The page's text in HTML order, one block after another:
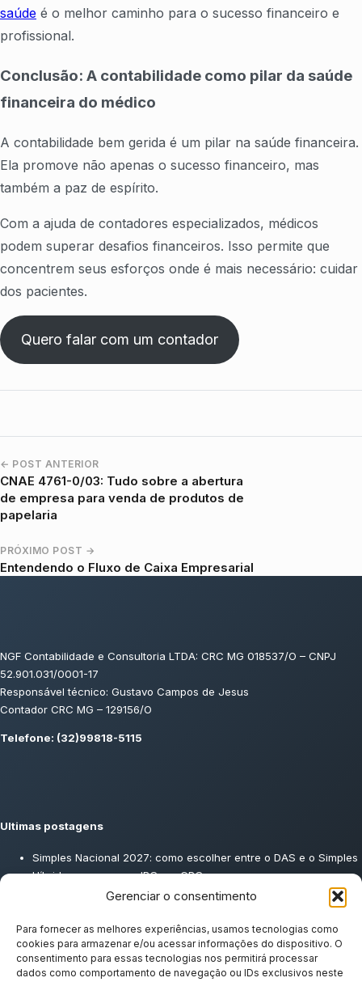
Gerenciar o consentimento
Para fornecer as melhores experiências, usamos tecnologias como
cookies para armazenar e/ou acessar informações do dispositivo. O
consentimento para essas tecnologias nos permitirá processar
dados como comportamento de navegação ou IDs exclusivos neste
saúde é o melhor caminho para o sucesso financeiro e
profissional.
Conclusão: A contabilidade como pilar da saúde
financeira do médico
A contabilidade bem gerida é um pilar na saúde financeira.
Ela promove não apenas o sucesso financeiro, mas
também a paz de espírito.
Com a ajuda de contadores especializados, médicos
podem superar desafios financeiros. Isso permite que
concentrem seus esforços onde é mais necessário: cuidar
dos pacientes.
Quero falar com um contador
Navegação entre posts
← POST ANTERIOR
CNAE 4761-0/03: Tudo sobre a abertura
de empresa para venda de produtos de
papelaria
PRÓXIMO POST →
Entendendo o Fluxo de Caixa Empresarial
NGF Contabilidade e Consultoria LTDA: CRC MG 018537/O – CNPJ
52.901.031/0001-17
Responsável técnico: Gustavo Campos de Jesus
Contador CRC MG – 129156/O
Telefone: (32)99818-5115
Ultimas postagens
Simples Nacional 2027: como escolher entre o DAS e o Simples
Híbrido para pagar o IBS e a CBS
DMED: O que é, quem deve entregar e como enviar ao contador
Split Payment: o que é e como vai afetar o fluxo de caixa da sua
empresa
Consultoria Tributária: O que é, como funciona e por que toda
empresa precisa